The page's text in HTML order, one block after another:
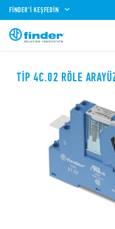
FINDER'I KEŞFEDIN
TIP 4C.02 RÖLE